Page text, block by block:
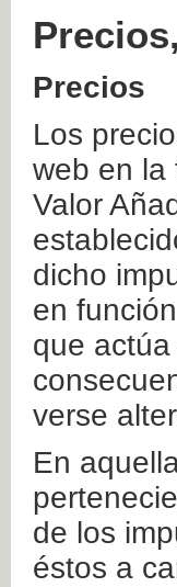
Precios
Los
web en la
Valor
dicho
en
que
verse
En
de los
éstos a